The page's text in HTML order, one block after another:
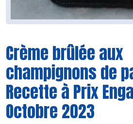
Crème brûlée aux
champignons de
Recette à Prix
Octobre 2023